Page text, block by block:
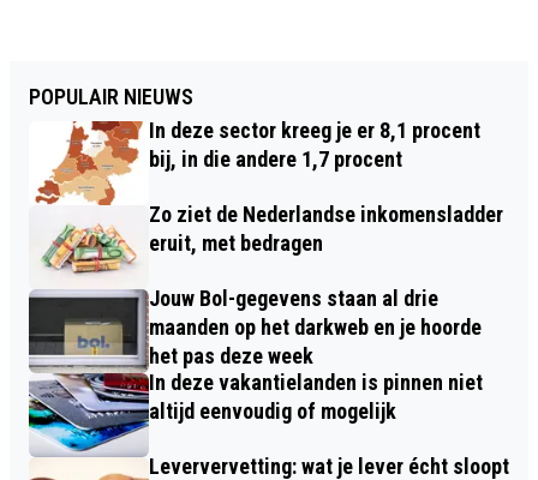
POPULAIR NIEUWS
In deze sector kreeg je er 8,1 procent
bij, in die andere 1,7 procent
Zo ziet de Nederlandse inkomensladder
eruit, met bedragen
Jouw Bol-gegevens staan al drie
maanden op het darkweb en je hoorde
het pas deze week
In deze vakantielanden is pinnen niet
altijd eenvoudig of mogelijk
Leververvetting: wat je lever écht sloopt